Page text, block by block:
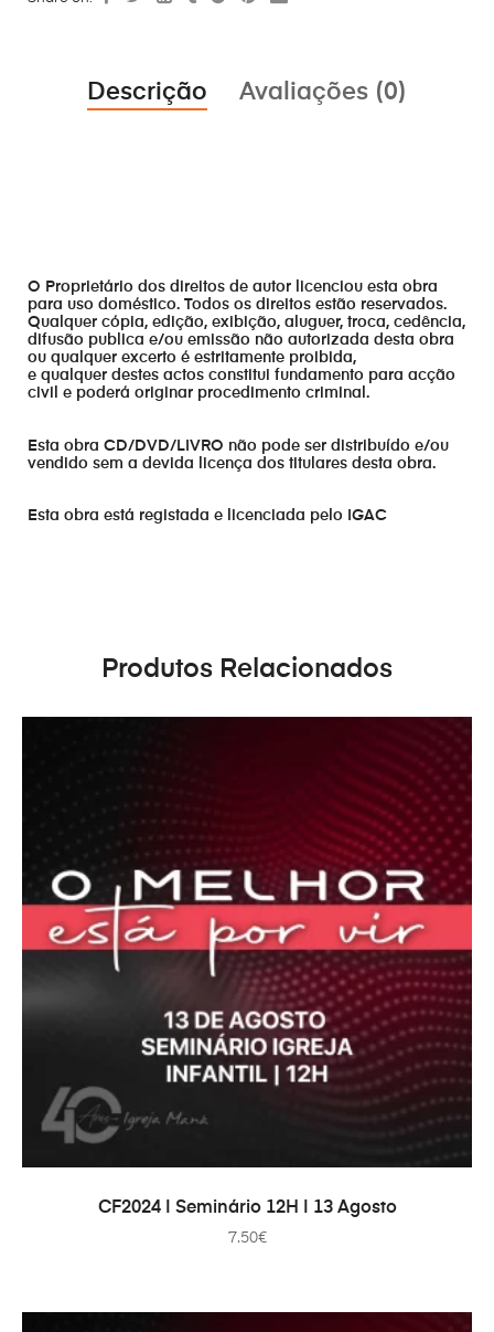
Descrição Avaliações (0)
O Proprietário dos direitos de autor licenciou esta obra
para uso doméstico. Todos os direitos estão reservados.
Qualquer cópia, edição, exibição, aluguer, troca, cedência,
difusão publica e/ou emissão não autorizada desta obra
ou qualquer excerto é estritamente proibida,
e qualquer destes actos constitui fundamento para acção
civil e poderá originar procedimento criminal.
Esta obra CD/DVD/LIVRO não pode ser distribuído e/ou
vendido sem a devida licença dos titulares desta obra.
Esta obra está registada e licenciada pelo IGAC
Produtos Relacionados
ADICIONAR
CF2024 | Seminário 12H | 13 Agosto
7.50€